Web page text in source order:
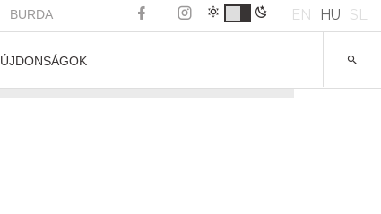
BURDA EN HU SL
ÚJDONSÁGOK